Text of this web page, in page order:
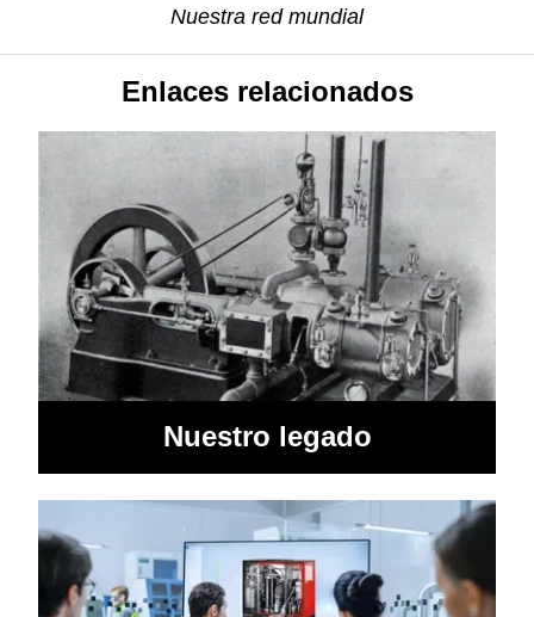
Nuestra red mundial
Enlaces relacionados
Nuestro legado